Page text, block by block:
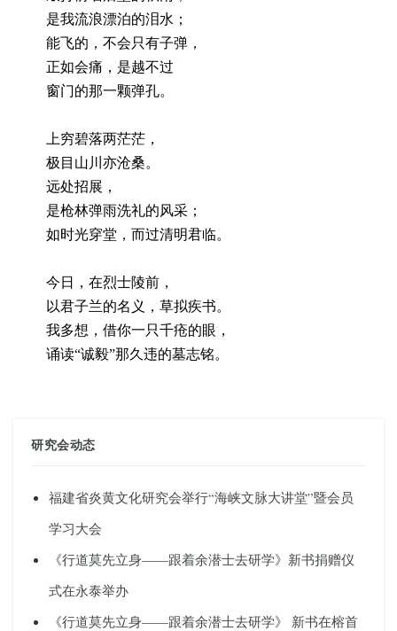
是我流浪漂泊的泪水；
能飞的，不会只有子弹，
正如会痛，是越不过
窗门的那一颗弹孔。
上穷碧落两茫茫，
极目山川亦沧桑。
远处招展，
是枪林弹雨洗礼的风采；
如时光穿堂，而过清明君临。
今日，在烈士陵前，
以君子兰的名义，草拟疾书。
我多想，借你一只千疮的眼，
诵读“诚毅”那久违的墓志铭。
研究会动态
福建省炎黄文化研究会举行“海峡文脉大讲堂”暨会员
学习大会
《行道莫先立身——跟着余潜士去研学》新书捐赠仪
式在永泰举办
《行道莫先立身——跟着余潜士去研学》 新书在榕首